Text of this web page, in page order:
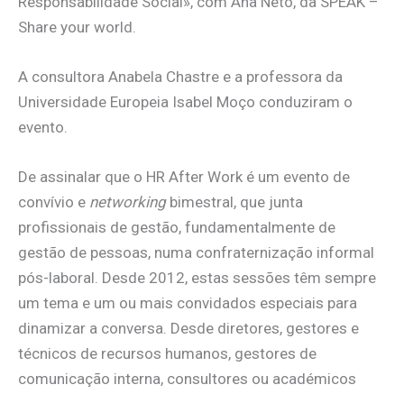
Share your world.
A consultora Anabela Chastre e a professora da
Universidade Europeia Isabel Moço conduziram o
evento.
De assinalar que o HR After Work é um evento de
convívio e networkingbimestral, que junta
profissionais de gestão, fundamentalmente de
gestão de pessoas, numa confraternização informal
pós-laboral. Desde 2012, estas sessões têm sempre
um tema e um ou mais convidados especiais para
dinamizar a conversa. Desde diretores, gestores e
técnicos de recursos humanos, gestores de
comunicação interna, consultores ou académicos